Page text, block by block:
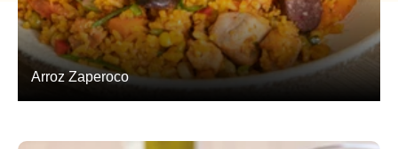
Arroz Zaperoco